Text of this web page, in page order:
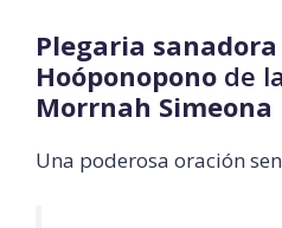
Plegaria
Hoóponopono de la
Morrnah Simeona
Una poderosa oración